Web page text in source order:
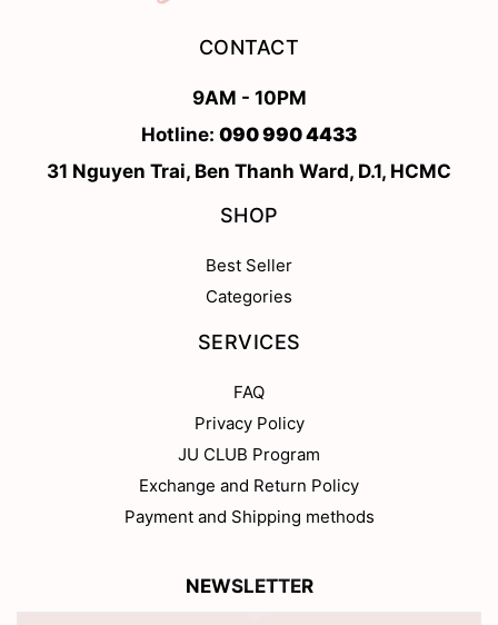
CONTACT
9AM - 10PM
Hotline: 090 990 4433
31 Nguyen Trai, Ben Thanh Ward, D.1, HCMC
SHOP
Best Seller
Categories
SERVICES
FAQ
Privacy Policy
JU CLUB Program
Exchange and Return Policy
Payment and Shipping methods
NEWSLETTER